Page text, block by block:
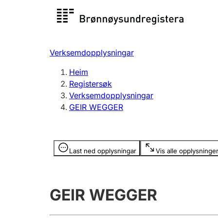
Registersøk
Registrere, endre, slette
Verksemdopplysningar
Heim
Registersøk
Verksemdopplysningar
GEIR WEGGER
Last ned opplysningar Vis alle opplysninger
Opplysninger er skjult
GEIR WEGGER